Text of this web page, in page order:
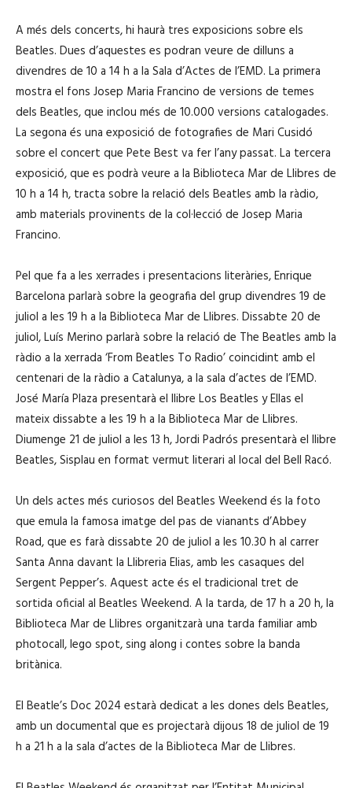
A més dels concerts, hi haurà tres exposicions sobre els
Beatles. Dues d’aquestes es podran veure de dilluns a
divendres de 10 a 14 h a la Sala d’Actes de l’EMD. La primera
mostra el fons Josep Maria Francino de versions de temes
dels Beatles, que inclou més de 10.000 versions catalogades.
La segona és una exposició de fotografies de Mari Cusidó
sobre el concert que Pete Best va fer l’any passat. La tercera
exposició, que es podrà veure a la Biblioteca Mar de Llibres de
10 h a 14 h, tracta sobre la relació dels Beatles amb la ràdio,
amb materials provinents de la col·lecció de Josep Maria
Francino.
Pel que fa a les xerrades i presentacions literàries, Enrique
Barcelona parlarà sobre la geografia del grup divendres 19 de
juliol a les 19 h a la Biblioteca Mar de Llibres. Dissabte 20 de
juliol, Luís Merino parlarà sobre la relació de The Beatles amb la
ràdio a la xerrada ‘From Beatles To Radio’ coincidint amb el
centenari de la ràdio a Catalunya, a la sala d’actes de l’EMD.
José María Plaza presentarà el llibre Los Beatles y Ellas el
mateix dissabte a les 19 h a la Biblioteca Mar de Llibres.
Diumenge 21 de juliol a les 13 h, Jordi Padrós presentarà el llibre
Beatles, Sisplau en format vermut literari al local del Bell Racó.
Un dels actes més curiosos del Beatles Weekend és la foto
que emula la famosa imatge del pas de vianants d’Abbey
Road, que es farà dissabte 20 de juliol a les 10.30 h al carrer
Santa Anna davant la Llibreria Elias, amb les casaques del
Sergent Pepper’s. Aquest acte és el tradicional tret de
sortida oficial al Beatles Weekend. A la tarda, de 17 h a 20 h, la
Biblioteca Mar de Llibres organitzarà una tarda familiar amb
photocall, lego spot, sing along i contes sobre la banda
britànica.
El Beatle’s Doc 2024 estarà dedicat a les dones dels Beatles,
amb un documental que es projectarà dijous 18 de juliol de 19
h a 21 h a la sala d’actes de la Biblioteca Mar de Llibres.